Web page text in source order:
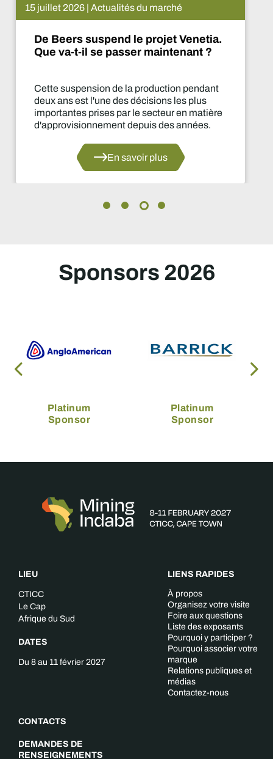
15 juillet 2026 | Actualités du marché
De Beers suspend le projet Venetia.
Que va-t-il se passer maintenant ?
Cette suspension de la production pendant
deux ans est l'une des décisions les plus
importantes prises par le secteur en matière
d'approvisionnement depuis des années.
En savoir plus
Sponsors 2026
Platinum
Sponsor
Platinum
Sponsor
LIEU
CTICC
Le Cap
Afrique du Sud
DATES
Du 8 au 11 février 2027
CONTACTS
DEMANDES DE
RENSEIGNEMENTS
LIENS RAPIDES
À propos
Organisez votre visite
Foire aux questions
Liste des exposants
Pourquoi y participer ?
Pourquoi associer votre
marque
Relations publiques et
médias
Contactez-nous